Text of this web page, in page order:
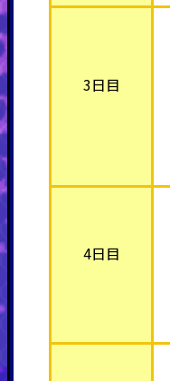
3日目
4日目